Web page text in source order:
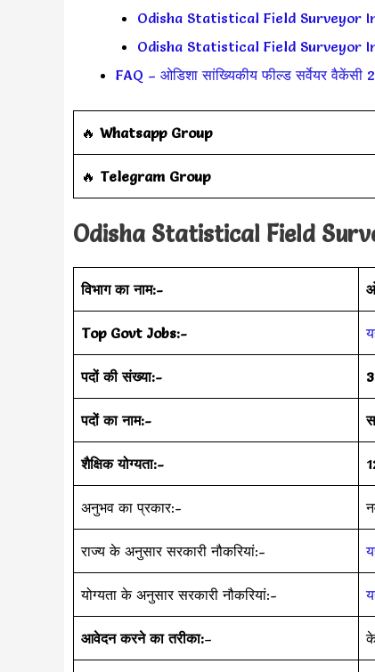
Odisha Statistical Field Surveyor
Odisha Statistical Field Surveyor
FAQ – ओडिशा सांख्यिकीय फील्ड सर्वेयर वैकेंसी
‎️‍🔥 Whatsapp Group
‎️‍🔥 Telegram Group
Odisha Statistical Field
विभाग का नाम:-
Top Govt Jobs:-
पदों की संख्या:-
पदों का नाम:-
शैक्षिक योग्यता:-
अनुभव का प्रकार:-
राज्य के अनुसार सरकारी नौकरियां:-
योग्यता के अनुसार सरकारी नौकरियां:-
आवेदन करने का तरीका:–